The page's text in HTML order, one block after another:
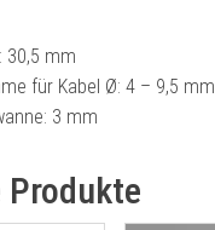
30,5 mm
für Kabel Ø: 4 – 9,5 mm
3 mm